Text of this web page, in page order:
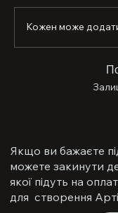
перевестись на
відчуваю, що я
До початку
Серебрянському
внаслідок
поранень,
Ти ніколи не
брат та друг.
Кожен може додати
Якщо ви бажаєте
можете закинути
якої підуть на
для створення